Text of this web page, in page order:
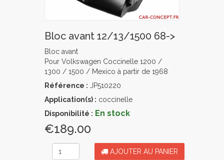
Bloc avant 12/13/1500 68->
Bloc avant
Pour Volkswagen Coccinelle 1200 /
1300 / 1500 / Mexico à partir de 1968
Référence : JP510220
Application(s) : coccinelle
Disponibilité : En stock
€189.00
AJOUTER AU PANIER